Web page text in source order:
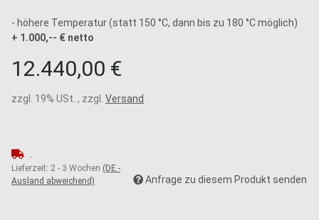
- höhere Temperatur (statt 150 °C, dann bis zu 180 °C möglich)
+ 1.000,-- € netto
12.440,00 €
zzgl. 19% USt. , zzgl. Versand
Lieferzeit: 2 - 3 Wochen (DE -
Ausland abweichend)
Anfrage zu diesem Produkt senden